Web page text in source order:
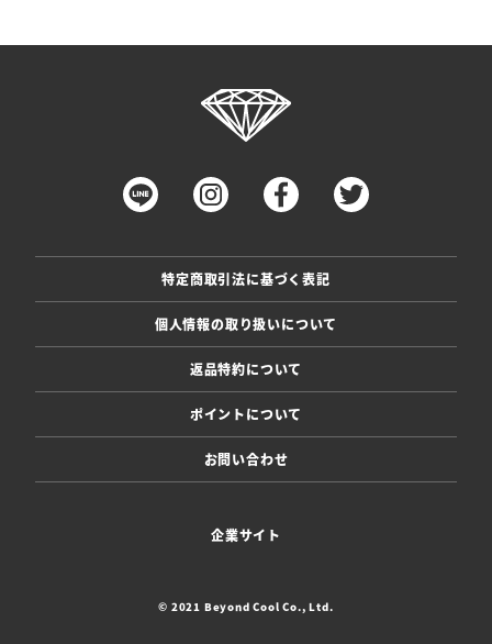
特定商取引法に基づく表記
個人情報の取り扱いについて
返品特約について
ポイントについて
お問い合わせ
企業サイト
© 2021 Beyond Cool Co., Ltd.